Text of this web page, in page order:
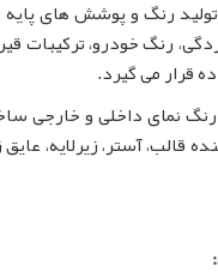
رنگ خودرو، ترکیبات
قرار می گیرد.
رنگ نمای داخلی و
قالب، آستر، زیرلایه،